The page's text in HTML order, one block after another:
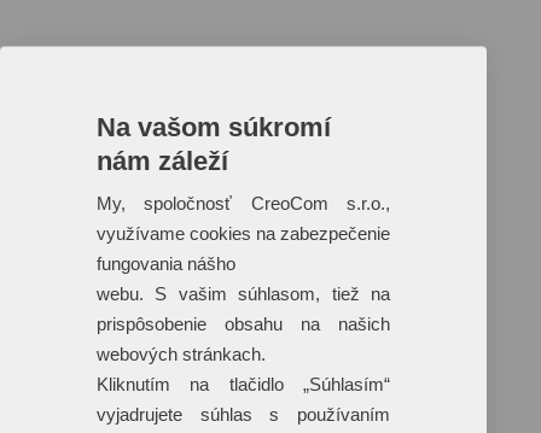
Reklamné predmety s plnofarebnou
potlačou
Dáždniky
Tašky
Hračky
Klobúky
Na vašom súkromí
nám záleží
My, spoločnosť CreoCom s.r.o.,
využívame cookies na zabezpečenie
fungovania nášho
webu. S vašim súhlasom, tiež na
prispôsobenie obsahu na našich
webových stránkach.
Kliknutím na tlačidlo „Súhlasím“
vyjadrujete súhlas s používaním